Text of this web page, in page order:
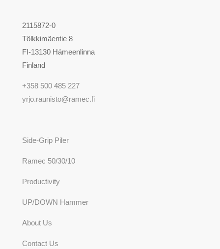
2115872-0
Tölkkimäentie 8
FI-13130 Hämeenlinna
Finland
+358 500 485 227
yrjo.raunisto@ramec.fi
Side-Grip Piler
Ramec 50/30/10
Productivity
UP/DOWN Hammer
About Us
Contact Us